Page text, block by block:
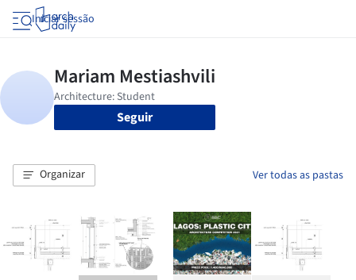
Iniciar sessão
Seguir
Organizar Ver todas as pastas